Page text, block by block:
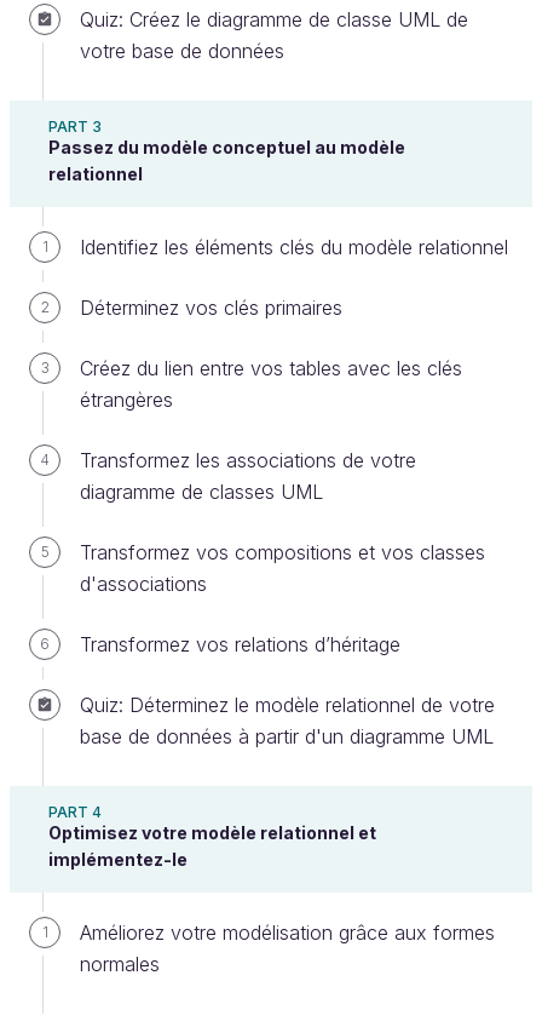
Quiz: Créez le diagramme de classe UML de
votre base de données
PART 3
Passez du modèle conceptuel au modèle
relationnel
1 Identifiez les éléments clés du modèle relationnel
2 Déterminez vos clés primaires
3
Créez du lien entre vos tables avec les clés
étrangères
4
Transformez les associations de votre
diagramme de classes UML
5
Transformez vos compositions et vos classes
d'associations
6 Transformez vos relations d’héritage
Quiz: Déterminez le modèle relationnel de votre
base de données à partir d'un diagramme UML
PART 4
Optimisez votre modèle relationnel et
implémentez-le
1
Améliorez votre modélisation grâce aux formes
normales
très puissants. Contrairement aux outils
graphiques (qui ne font que produire un
d’interpréter votre modélisation afin de vous
faciliter la tâche : vérification du modèle,
diagramme de classes, etc). Ils sont cependant
Parmi les outils graphiques les plus connus, on
trouve
LucidChart , etc.
En ce qui concerne les AGL, l’un des plus connus
s’appelleArgoUML. Vous pouvez tester également
Papyrus, qui est un environnement de modélisation
performant fonctionnant sous Windows, MacOS et
Linux. Il est gratuit, open source et développé par la
fondation Eclipse.
À vous de jouer
informatique à partir du diagramme UML :
nous souhaitons juste nous limiter à la